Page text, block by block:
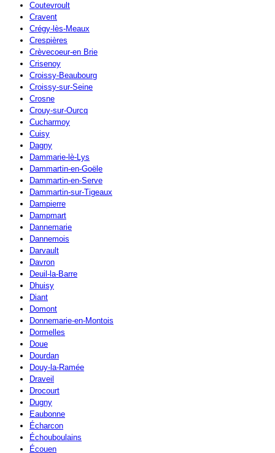
Coutevroult
Cravent
Crégy-lès-Meaux
Crespières
Crèvecoeur-en Brie
Crisenoy
Croissy-Beaubourg
Croissy-sur-Seine
Crosne
Crouy-sur-Ourcq
Cucharmoy
Cuisy
Dagny
Dammarie-lè-Lys
Dammartin-en-Goële
Dammartin-en-Serve
Dammartin-sur-Tigeaux
Dampierre
Dampmart
Dannemarie
Dannemois
Darvault
Davron
Deuil-la-Barre
Dhuisy
Diant
Domont
Donnemarie-en-Montois
Dormelles
Doue
Dourdan
Douy-la-Ramée
Draveil
Drocourt
Dugny
Eaubonne
Écharcon
Échouboulains
Écouen